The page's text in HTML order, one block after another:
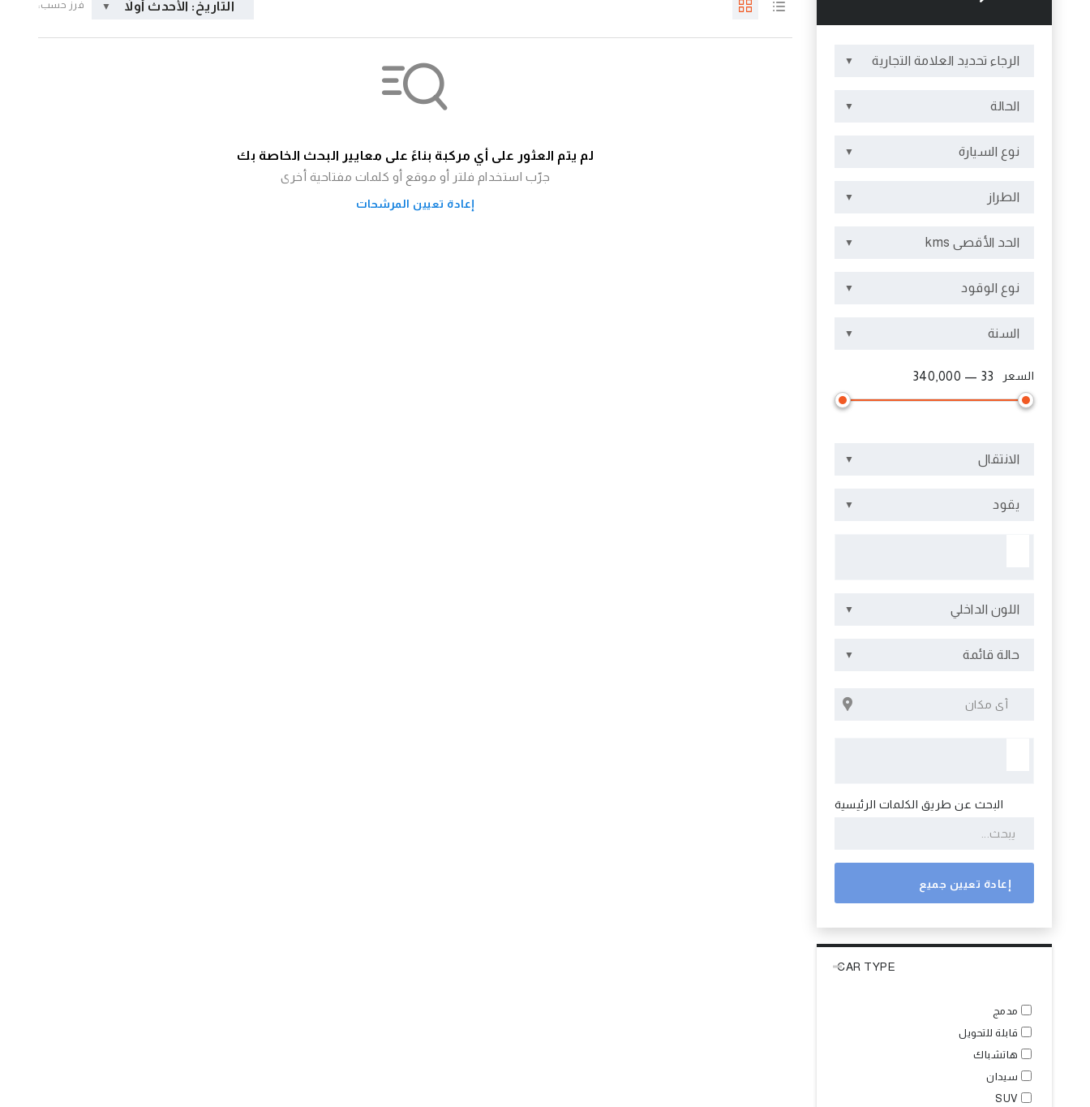
الرجاء تحديد العلامة التجارية
الحالة
نوع السيارة
الطراز
الحد الأقصى kms
نوع الوقود
السنة
السعر 33 — 340,000
الانتقال
يقود
اللون الداخلي
حالة قائمة
البحث عن طريق الكلمات الرئيسية
إعادة تعيين جميع
CAR TYPE
مدمج
قابلة للتحويل
هاتشباك
سيدان
SUV
فرز حسب: التاريخ: الأحدث أولاً
لم يتم العثور على أي مركبة بناءً على معايير البحث الخاصة بك
جرّب استخدام فلتر أو موقع أو كلمات مفتاحية أخرى
إعادة تعيين المرشحات